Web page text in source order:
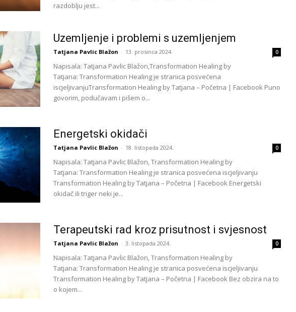
razdoblju jest...
Uzemljenje i problemi s uzemljenjem
Tatjana Pavlic Blažon - 13. prosinca 2024. 0
Napisala: Tatjana Pavlic Blažon,Transformation Healing by
Tatjana: Transformation Healing je stranica posvećena
iscjeljivanjuTransformation Healing by Tatjana – Početna | Facebook Puno
govorim, podučavam i pišem o...
Energetski okidači
Tatjana Pavlic Blažon - 18. listopada 2024. 0
Napisala: Tatjana Pavlic Blažon, Transformation Healing by
Tatjana: Transformation Healing je stranica posvećena iscjeljivanju
Transformation Healing by Tatjana – Početna | Facebook Energetski
okidač ili triger neki je...
Terapeutski rad kroz prisutnost i svjesnost
Tatjana Pavlic Blažon - 3. listopada 2024. 0
Napisala: Tatjana Pavlic Blažon, Transformation Healing by
Tatjana: Transformation Healing je stranica posvećena iscjeljivanju
Transformation Healing by Tatjana – Početna | Facebook Bez obzira na to
o kojem...